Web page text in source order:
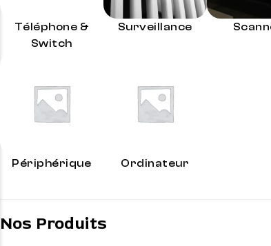
Téléphone &
Switch
Surveillance
Périphérique Ordinateur
Nos Produits